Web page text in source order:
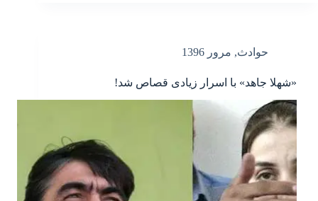
حوادث, مرور 1396
«شهلا جاهد» با اسرار زیادی قصاص شد!